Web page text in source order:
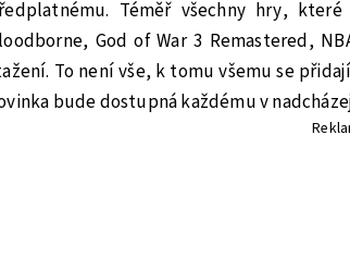
Téměř všechny hry,
God of War 3 Remastered,
To není vše, k tomu všemu se
bude dostupná každému v